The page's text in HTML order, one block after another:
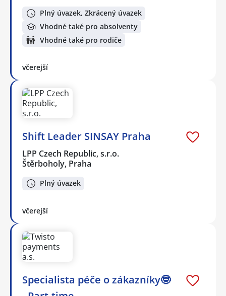
Plný úvazek, Zkrácený úvazek
Vhodné také pro absolventy
Vhodné také pro rodiče
včerejší
Shift Leader SINSAY Praha
LPP Czech Republic, s.r.o.
Štěrboholy, Praha
Plný úvazek
včerejší
Specialista péče o zákazníky🤓